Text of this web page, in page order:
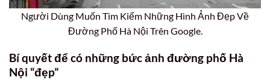
Người Dùng Muốn Tìm Kiếm Những Hình Ảnh Đẹp Về
Đường Phố Hà Nội Trên Google.
Bí quyết để có những bức ảnh đường phố Hà
Nội “đẹp”